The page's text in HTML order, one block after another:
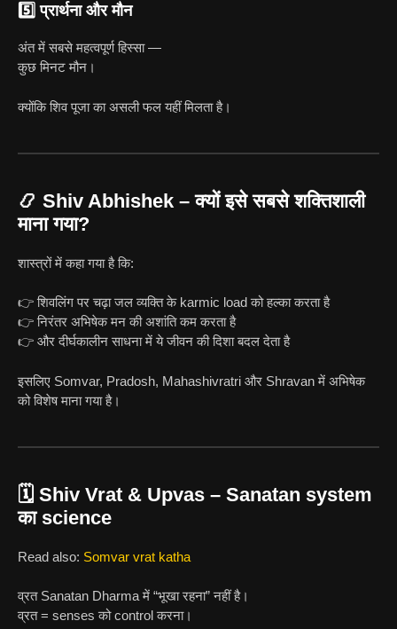
5️⃣ प्रार्थना और मौन
अंत में सबसे महत्वपूर्ण हिस्सा —
कुछ मिनट मौन।
क्योंकि शिव पूजा का असली फल यहीं मिलता है।
📿 Shiv Abhishek – क्यों इसे सबसे शक्तिशाली
माना गया?
शास्त्रों में कहा गया है कि:
👉 शिवलिंग पर चढ़ा जल व्यक्ति के karmic load को हल्का करता है
👉 निरंतर अभिषेक मन की अशांति कम करता है
👉 और दीर्घकालीन साधना में ये जीवन की दिशा बदल देता है
इसलिए Somvar, Pradosh, Mahashivratri और Shravan में अभिषेक
को विशेष माना गया है।
🗓️ Shiv Vrat & Upvas – Sanatan system
का science
Read also: Somvar vrat katha
व्रत Sanatan Dharma में “भूखा रहना” नहीं है।
व्रत = senses को control करना।